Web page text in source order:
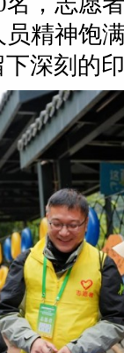
精神饱
深刻的